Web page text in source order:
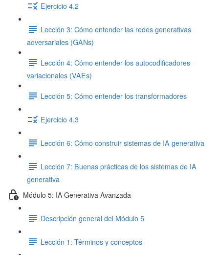
Ejercicio 4.2
Lección 3: Cómo entender las redes generativas
adversariales (GANs)
Lección 4: Cómo entender los autocodificadores
variacionales (VAEs)
Lección 5: Cómo entender los transformadores
Ejercicio 4.3
Lección 6: Cómo construir sistemas de IA generativa
Lección 7: Buenas prácticas de los sistemas de IA
generativa
Módulo 5: IA Generativa Avanzada
Descripción general del Módulo 5
Lección 1: Términos y conceptos